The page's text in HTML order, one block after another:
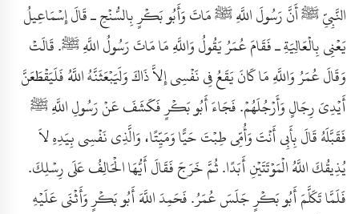
النَّبِيِّ ﷺ أَنَّ رَسُولَ اللَّهِ ﷺ مَاتَ وَأَبُو بَكْرٍ بِالسُّنْحِ ـ قَالَ إِسْمَاعِيلُ
يَعْنِي بِالْعَالِيَةِ ـ فَقَامَ عُمَرُ يَقُولُ وَاللَّهِ مَا مَاتَ رَسُولُ اللَّهِ ﷺ. قَالَتْ
وَقَالَ عُمَرُ وَاللَّهِ مَا كَانَ يَقَعُ فِي نَفْسِي إِلاَّ ذَاكَ وَلَيَبْعَثَنَّهُ اللَّهُ فَلَيَقْطَعَنَّ
أَيْدِيَ رِجَالٍ وَأَرْجُلَهُمْ. فَجَاءَ أَبُو بَكْرٍ فَكَشَفَ عَنْ رَسُولِ اللَّهِ ﷺ
فَقَبَّلَهُ قَالَ بِأَبِي أَنْتَ وَأُمِّي طِبْتَ حَيًّا وَمَيِّتًا، وَالَّذِي نَفْسِي بِيَدِهِ لاَ
يُذِيقُكَ اللَّهُ الْمَوْتَتَيْنِ أَبَدًا. ثُمَّ خَرَجَ فَقَالَ أَيُّهَا الْحَالِفُ عَلَى رِسْلِكَ.
فَلَمَّا تَكَلَّمَ أَبُو بَكْرٍ جَلَسَ عُمَرُ. فَحَمِدَ اللَّهَ أَبُو بَكْرٍ وَأَثْنَى عَلَيْهِ